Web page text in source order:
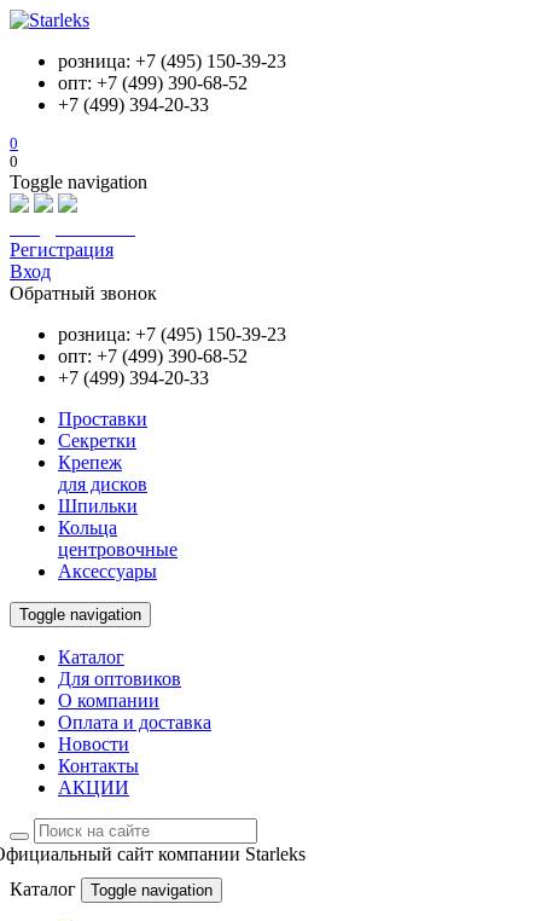
розница: +7 (495) 150-39-23
опт: +7 (499) 390-68-52
+7 (499) 394-20-33
0
0
Toggle navigation
Регистрация
Вход
Обратный звонок
розница: +7 (495) 150-39-23
опт: +7 (499) 390-68-52
+7 (499) 394-20-33
Проставки
Секретки
Крепеж
для дисков
Шпильки
Кольца
центровочные
Аксессуары
Toggle navigation
Каталог
Для оптовиков
О компании
Оплата и доставка
Новости
Контакты
АКЦИИ
сайт компании Starleks
Каталог
Toggle navigation